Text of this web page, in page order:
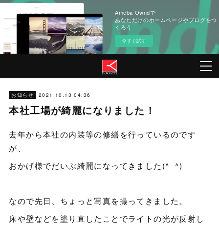
Ameba Owndで
あなただけのホームページやブログをつ
くろう
今すぐ試す
お知らせ 2021.10.13 04:36
本社工場が綺麗になりました！
去年から本社の内装等の修繕を行っているのです
が、
おかげ様でだいぶ綺麗になってきました(^_^)
なので先日、ちょっと写真を撮ってきました。
床や壁などを塗り直したことでライトの光が反射し